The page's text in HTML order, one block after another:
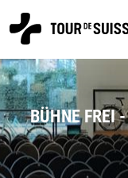
BÜHNE FREI